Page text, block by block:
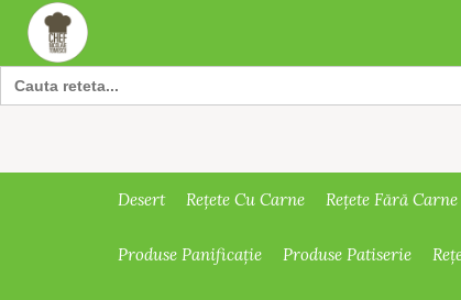
Search
for:
Desert Rețete Cu Carne Rețete Fără Carne
Produse Panificație Produse Patiserie